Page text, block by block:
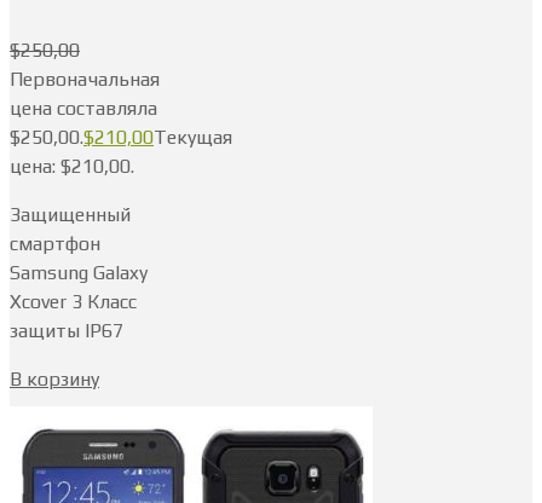
$250,00
Первоначальная
цена составляла
$250,00.$210,00Текущая
цена: $210,00.
Защищенный
смартфон
Samsung Galaxy
Xcover 3 Класс
защиты IP67
В корзину